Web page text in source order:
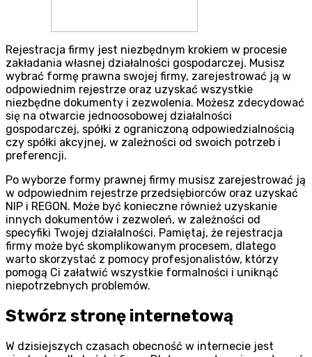
Rejestracja firmy jest niezbędnym krokiem w procesie
zakładania własnej działalności gospodarczej. Musisz
wybrać formę prawna swojej firmy, zarejestrować ją w
odpowiednim rejestrze oraz uzyskać wszystkie
niezbędne dokumenty i zezwolenia. Możesz zdecydować
się na otwarcie jednoosobowej działalności
gospodarczej, spółki z ograniczoną odpowiedzialnością
czy spółki akcyjnej, w zależności od swoich potrzeb i
preferencji.
Po wyborze formy prawnej firmy musisz zarejestrować ją
w odpowiednim rejestrze przedsiębiorców oraz uzyskać
NIP i REGON. Może być konieczne również uzyskanie
innych dokumentów i zezwoleń, w zależności od
specyfiki Twojej działalności. Pamiętaj, że rejestracja
firmy może być skomplikowanym procesem, dlatego
warto skorzystać z pomocy profesjonalistów, którzy
pomogą Ci załatwić wszystkie formalności i uniknąć
niepotrzebnych problemów.
Stwórz stronę internetową
W dzisiejszych czasach obecność w internecie jest